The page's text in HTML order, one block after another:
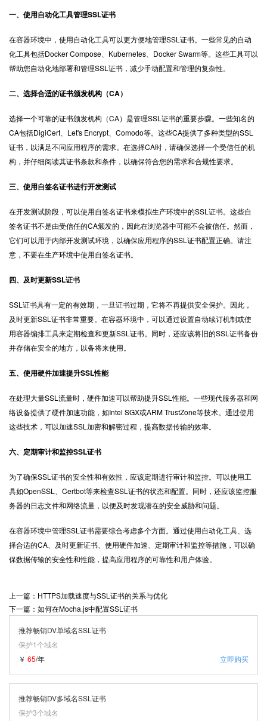
一、使用自动化工具管理SSL证书
在容器环境中，使用自动化工具可以更方便地管理SSL证书。一些常见的自动
化工具包括Docker Compose、Kubernetes、Docker Swarm等。这些工具可以
帮助您自动化地部署和管理SSL证书，减少手动配置和管理的复杂性。
二、选择合适的证书颁发机构（CA）
选择一个可靠的证书颁发机构（CA）是管理SSL证书的重要步骤。一些知名的
CA包括DigiCert、Let's Encrypt、Comodo等。这些CA提供了多种类型的SSL
证书，以满足不同应用程序的需求。在选择CA时，请确保选择一个受信任的机
构，并仔细阅读其证书条款和条件，以确保符合您的需求和合规性要求。
三、使用自签名证书进行开发测试
在开发测试阶段，可以使用自签名证书来模拟生产环境中的SSL证书。这些自
签名证书不是由受信任的CA颁发的，因此在浏览器中可能不会被信任。然而，
它们可以用于内部开发测试环境，以确保应用程序的SSL证书配置正确。请注
意，不要在生产环境中使用自签名证书。
四、及时更新SSL证书
SSL证书具有一定的有效期，一旦证书过期，它将不再提供安全保护。因此，
及时更新SSL证书非常重要。在容器环境中，可以通过设置自动续订机制或使
用容器编排工具来定期检查和更新SSL证书。同时，还应该将旧的SSL证书备份
并存储在安全的地方，以备将来使用。
五、使用硬件加速提升SSL性能
在处理大量SSL流量时，硬件加速可以帮助提升SSL性能。一些现代服务器和网
络设备提供了硬件加速功能，如Intel SGX或ARM TrustZone等技术。通过使用
这些技术，可以加速SSL加密和解密过程，提高数据传输的效率。
六、定期审计和监控SSL证书
为了确保SSL证书的安全性和有效性，应该定期进行审计和监控。可以使用工
具如OpenSSL、Certbot等来检查SSL证书的状态和配置。同时，还应该监控服
务器的日志文件和网络流量，以便及时发现潜在的安全威胁和问题。
在容器环境中管理SSL证书需要综合考虑多个方面。通过使用自动化工具、选
择合适的CA、及时更新证书、使用硬件加速、定期审计和监控等措施，可以确
保数据传输的安全性和性能，提高应用程序的可靠性和用户体验。
上一篇：HTTPS加载速度与SSL证书的关系与优化
下一篇：如何在Mocha.js中配置SSL证书
推荐畅销DV单域名SSL证书
保护1个域名
立即购买
￥ 65/年
推荐畅销DV多域名SSL证书
保护3个域名